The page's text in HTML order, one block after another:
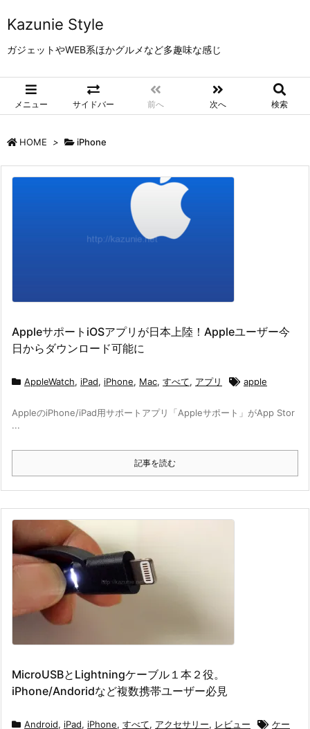
Kazunie Style
ガジェットやWEB系ほかグルメなど多趣味な感じ
メニュー サイドバー 前へ 次へ 検索
HOME > iPhone
AppleサポートiOSアプリが日本上陸！Appleユーザー今
日からダウンロード可能に
AppleWatch, iPad, iPhone, Mac, すべて, アプリ apple
AppleのiPhone/iPad用サポートアプリ「Appleサポート」がApp Stor
...
記事を読む
MicroUSBとLightningケーブル１本２役。
iPhone/Andoridなど複数携帯ユーザー必見
Android, iPad, iPhone, すべて, アクセサリー, レビュー
ケー